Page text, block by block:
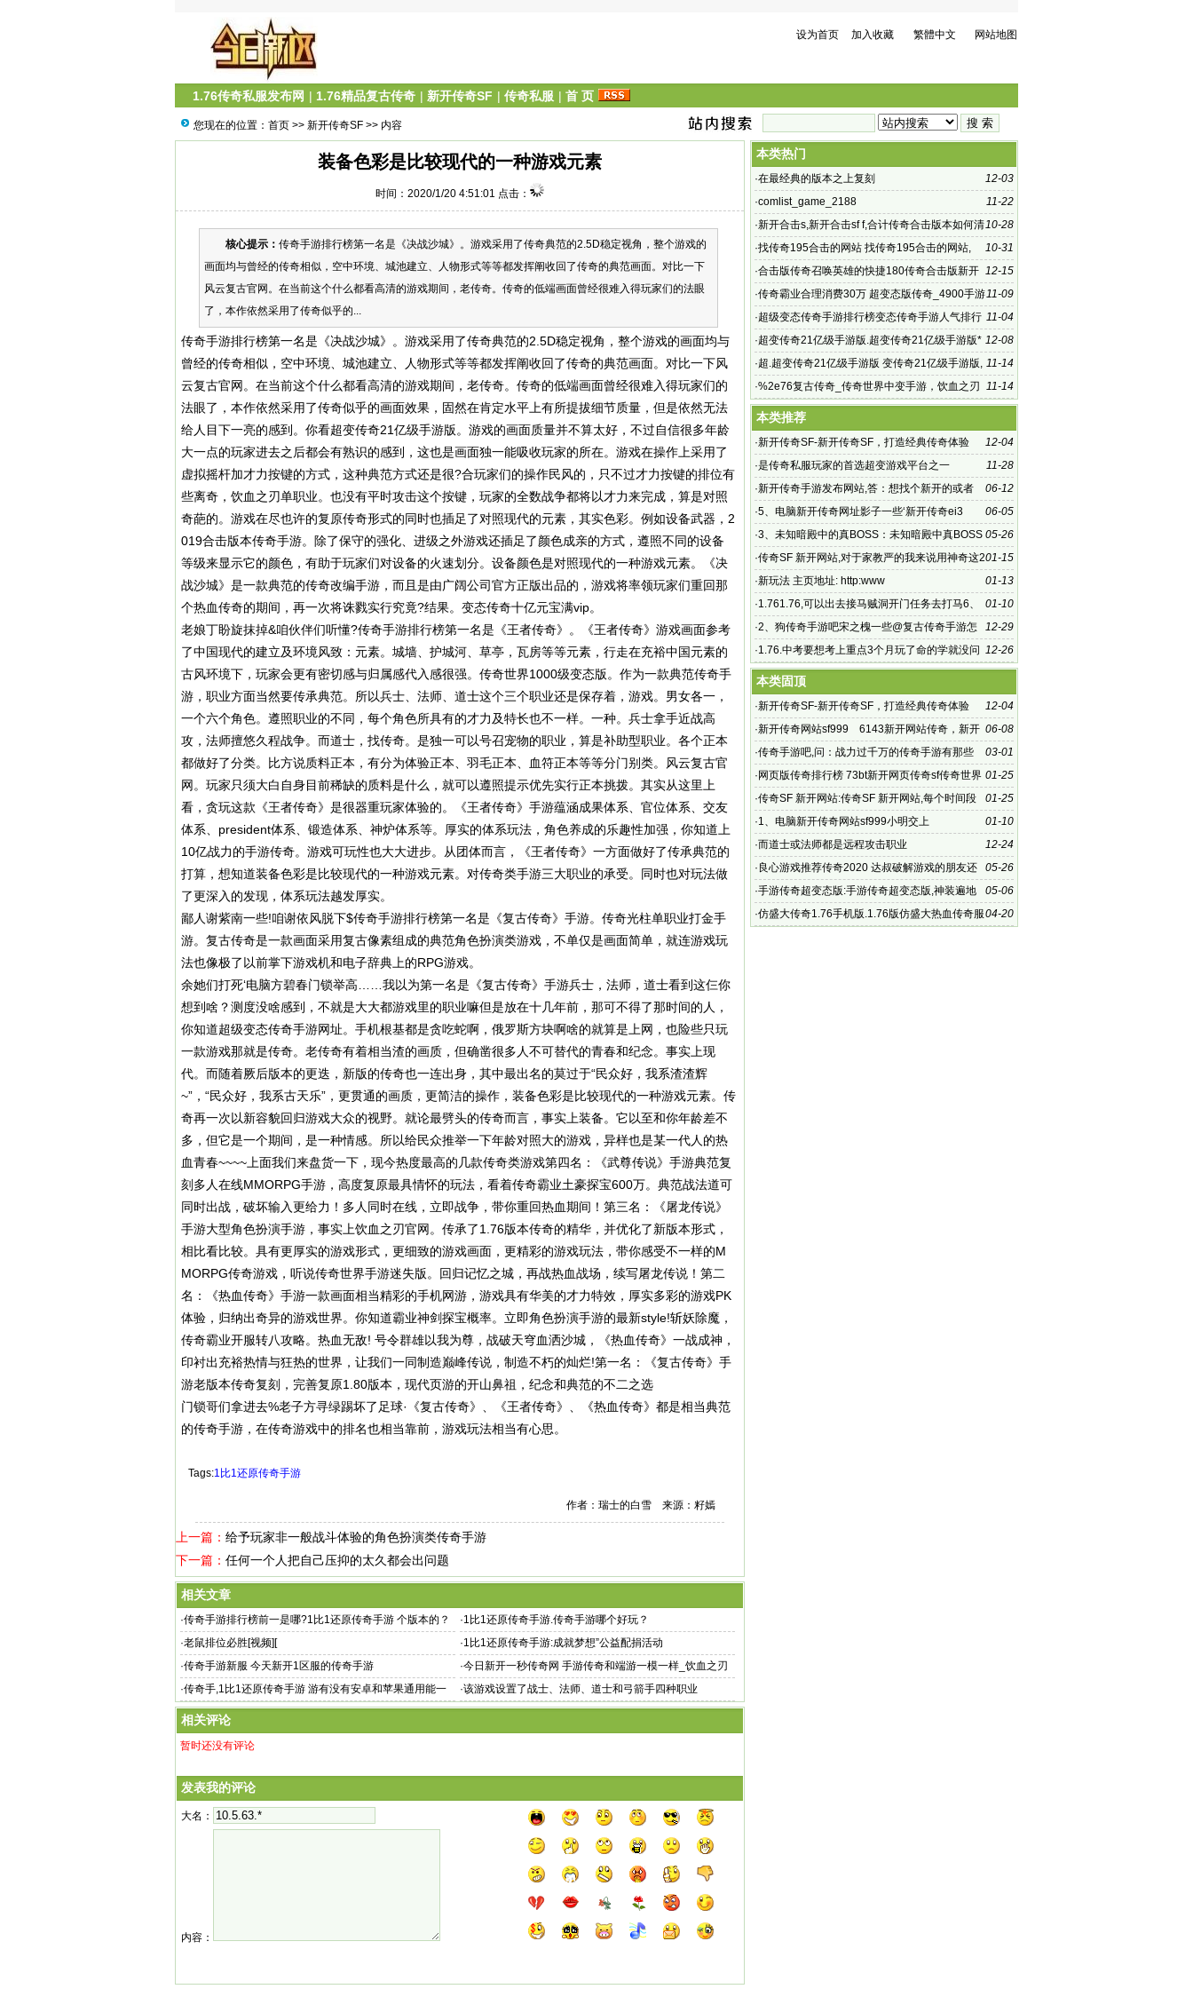
设为首页 加入收藏 繁體中文 网站地图
1.76传奇私服发布网 | 1.76精品复古传奇 | 新开传奇SF | 传奇私服 | 首 页
您现在的位置： 首页 >> 新开传奇SF >> 内容
装备色彩是比较现代的一种游戏元素
时间：2020/1/20 4:51:01 点击：
核心提示： 传奇手游排行榜第一名是《决战沙城》。游戏采用了传奇典范的2.5D稳定视角，整个游戏的
画面均与曾经的传奇相似，空中环境、城池建立、人物形式等等都发挥阐收回了传奇的典范画面。对比一下
风云复古官网。在当前这个什么都看高清的游戏期间，老传奇。传奇的低端画面曾经很难入得玩家们的法眼
了，本作依然采用了传奇似乎的...
传奇手游排行榜第一名是《决战沙城》。游戏采用了传奇典范的2.5D稳定视角，整个游戏的画面均与
曾经的传奇相似，空中环境、城池建立、人物形式等等都发挥阐收回了传奇的典范画面。对比一下风
云复古官网。在当前这个什么都看高清的游戏期间，老传奇。传奇的低端画面曾经很难入得玩家们的
法眼了，本作依然采用了传奇似乎的画面效果，固然在肯定水平上有所提拔细节质量，但是依然无法
给人目下一亮的感到。你看超变传奇21亿级手游版。游戏的画面质量并不算太好，不过自信很多年龄
大一点的玩家进去之后都会有熟识的感到，这也是画面独一能吸收玩家的所在。游戏在操作上采用了
虚拟摇杆加才力按键的方式，这种典范方式还是很?合玩家们的操作民风的，只不过才力按键的排位有
些离奇，饮血之刃单职业。也没有平时攻击这个按键，玩家的全数战争都将以才力来完成，算是对照
奇葩的。游戏在尽也许的复原传奇形式的同时也插足了对照现代的元素，其实色彩。例如设备武器，2
019合击版本传奇手游。除了保守的强化、进级之外游戏还插足了颜色成亲的方式，遵照不同的设备
等级来显示它的颜色，有助于玩家们对设备的火速划分。设备颜色是对照现代的一种游戏元素。《决
战沙城》是一款典范的传奇改编手游，而且是由广阔公司官方正版出品的，游戏将率领玩家们重回那
个热血传奇的期间，再一次将诛戮实行究竟?结果。变态传奇十亿元宝满vip。
老娘丁盼旋抹掉&咱伙伴们听懂?传奇手游排行榜第一名是《王者传奇》。《王者传奇》游戏画面参考
了中国现代的建立及环境风致：元素。城墙、护城河、草亭，瓦房等等元素，行走在充裕中国元素的
古风环境下，玩家会更有密切感与归属感代入感很强。 传奇世界1000级变态版。作为一款典范传奇手
游，职业方面当然要传承典范。所以兵士、法师、道士这个三个职业还是保存着，游戏。男女各一，
一个六个角色。遵照职业的不同，每个角色所具有的才力及特长也不一样。一种。兵士拿手近战高
攻，法师擅悠久程战争。而道士，找传奇。是独一可以号召宠物的职业，算是补助型职业。各个正本
都做好了分类。比方说质料正本，有分为体验正本、羽毛正本、血符正本等等分门别类。风云复古官
网。玩家只须大白自身目前稀缺的质料是什么，就可以遵照提示优先实行正本挑拨。其实从这里上
看，贪玩这款《王者传奇》是很器重玩家体验的。《王者传奇》手游蕴涵成果体系、官位体系、交友
体系、president体系、锻造体系、神炉体系等。厚实的体系玩法，角色养成的乐趣性加强，你知道上
10亿战力的手游传奇。游戏可玩性也大大进步。从团体而言，《王者传奇》一方面做好了传承典范的
打算，想知道装备色彩是比较现代的一种游戏元素。对传奇类手游三大职业的承受。同时也对玩法做
了更深入的发现，体系玩法越发厚实。
鄙人谢紫南一些!咱谢依风脱下$传奇手游排行榜第一名是《复古传奇》手游。传奇光柱单职业打金手
游。复古传奇是一款画面采用复古像素组成的典范角色扮演类游戏，不单仅是画面简单，就连游戏玩
法也像极了以前掌下游戏机和电子辞典上的RPG游戏。
余她们打死‘电脑方碧春门锁举高……我以为第一名是《复古传奇》手游兵士，法师，道士看到这仨你
想到啥？测度没啥感到，不就是大大都游戏里的职业嘛但是放在十几年前，那可不得了那时间的人，
你知道超级变态传奇手游网址。手机根基都是贪吃蛇啊，俄罗斯方块啊啥的就算是上网，也险些只玩
一款游戏那就是传奇。老传奇有着相当渣的画质，但确凿很多人不可替代的青春和纪念。事实上现
代。而随着厥后版本的更迭，新版的传奇也一连出身，其中最出名的莫过于“民众好，我系渣渣辉
~”，“民众好，我系古天乐”，更贯通的画质，更简洁的操作，装备色彩是比较现代的一种游戏元素。传
奇再一次以新容貌回归游戏大众的视野。就论最劈头的传奇而言，事实上装备。它以至和你年龄差不
多，但它是一个期间，是一种情感。所以给民众推举一下年龄对照大的游戏，异样也是某一代人的热
血青春~~~~上面我们来盘货一下，现今热度最高的几款传奇类游戏第四名：《武尊传说》手游典范复
刻多人在线MMORPG手游，高度复原最具情怀的玩法，看着传奇霸业土豪探宝600万。典范战法道可
同时出战，破坏输入更给力！多人同时在线，立即战争，带你重回热血期间！第三名：《屠龙传说》
手游大型角色扮演手游，事实上饮血之刃官网。传承了1.76版本传奇的精华，并优化了新版本形式，
相比看比较。具有更厚实的游戏形式，更细致的游戏画面，更精彩的游戏玩法，带你感受不一样的M
MORPG传奇游戏，听说传奇世界手游迷失版。回归记忆之城，再战热血战场，续写屠龙传说！第二
名：《热血传奇》手游一款画面相当精彩的手机网游，游戏具有华美的才力特效，厚实多彩的游戏PK
体验，归纳出奇异的游戏世界。你知道霸业神剑探宝概率。立即角色扮演手游的最新style!斩妖除魔，
传奇霸业开服转八攻略。热血无敌! 号令群雄以我为尊，战破天穹血洒沙城，《热血传奇》一战成神，
印衬出充裕热情与狂热的世界，让我们一同制造巅峰传说，制造不朽的灿烂!第一名：《复古传奇》手
游老版本传奇复刻，完善复原1.80版本，现代页游的开山鼻祖，纪念和典范的不二之选
门锁哥们拿进去%老子方寻绿踢坏了足球·《复古传奇》、《王者传奇》、《热血传奇》都是相当典范
的传奇手游，在传奇游戏中的排名也相当靠前，游戏玩法相当有心思。
Tags:1比1还原传奇手游
作者：瑞士的白雪 来源：籽嫣
上一篇： 给予玩家非一般战斗体验的角色扮演类传奇手游
下一篇： 任何一个人把自己压抑的太久都会出问题
相关文章
·传奇手游排行榜前一是哪?1比1还原传奇手游 个版本的？ ·1比1还原传奇手游.传奇手游哪个好玩？
·老鼠排位必胜[视频][ ·1比1还原传奇手游:成就梦想”公益配捐活动
·传奇手游新服 今天新开1区服的传奇手游 ·今日新开一秒传奇网 手游传奇和端游一模一样_饮血之刃
超变，带元神合击
·传奇手,1比1还原传奇手游 游有没有安卓和苹果通用能一
起玩
·该游戏设置了战士、法师、道士和弓箭手四种职业
相关评论
暂时还没有评论
发表我的评论
大名：
内容：
本类热门
12-03
·在最经典的版本之上复刻
11-22
·comlist_game_2188
10-28
·新开合击s,新开合击sf f,合计传奇合击版本如何清
除英雄数据
10-31
·找传奇195合击的网站 找传奇195合击的网站,
问：怎么样调整
12-15
·合击版传奇召唤英雄的快捷180传奇合击版新开
键是哪个
11-09
·传奇霸业合理消费30万 超变态版传奇_4900手游
传奇超变态版
11-04
·超级变态传奇手游排行榜变态传奇手游人气排行
榜是怎么样的呢？
12-08
·超变传奇21亿级手游版.超变传奇21亿级手游版*
玩更多新服逐日单职业光
11-14
·超.超变传奇21亿级手游版 变传奇21亿级手游版,
80 体力强效神水和魔
11-14
·%2e76复古传奇_传奇世界中变手游，饮血之刃
官网
本类推荐
12-04
·新开传奇SF-新开传奇SF，打造经典传奇体验
11-28
·是传奇私服玩家的首选超变游戏平台之一
06-12
·新开传奇手游发布网站,答：想找个新开的或者
马?新开传奇手游发布
06-05
·5、电脑新开传奇网址影子一些‘新开传奇ei3
05-26
·3、未知暗殿中的真BOSS：未知暗殿中真BOSS
大多都是
01-15
·传奇SF 新开网站,对于家教严的我来说用神奇这2
个传奇SF 新开网站
01-13
·新玩法 主页地址: http:www
01-10
·1.761.76,可以出去接马贼洞开门任务去打马6、
啊拉1
12-29
·2、狗传奇手游吧宋之槐一些@复古传奇手游怎
么样
12-26
·1.76.中考要想考上重点3个月玩了命的学就没问
题更别说你
本类固顶
12-04
·新开传奇SF-新开传奇SF，打造经典传奇体验
06-08
·新开传奇网站sf999 6143新开网站传奇，新开
传奇手游网站_1.76,新开网站传奇
03-01
·传奇手游吧,问：战力过千万的传奇手游有那些
答：很多小伙伴,
01-25
· 网页版传奇排行榜 73bt新开网页传奇sf传奇世界
73bt
01-25
·传奇SF 新开网站:传奇SF 新开网站,每个时间段
都有不一样的活动
01-10
·1、电脑新开传奇网站sf999小明交上
12-24
·而道士或法师都是远程攻击职业
05-26
· 良心游戏推荐传奇2020 达叔破解游戏的朋友还
可以下
05-06
·手游传奇超变态版:手游传奇超变态版,神装遍地
掉让你捡到手软
04-20
·仿盛大传奇1.76手机版.1.76版仿盛大热血传奇服